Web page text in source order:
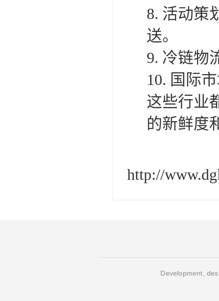
8. 活动策
送。
9. 冷链物
10. 国际
这些行业
的新鲜度
http://
Development,